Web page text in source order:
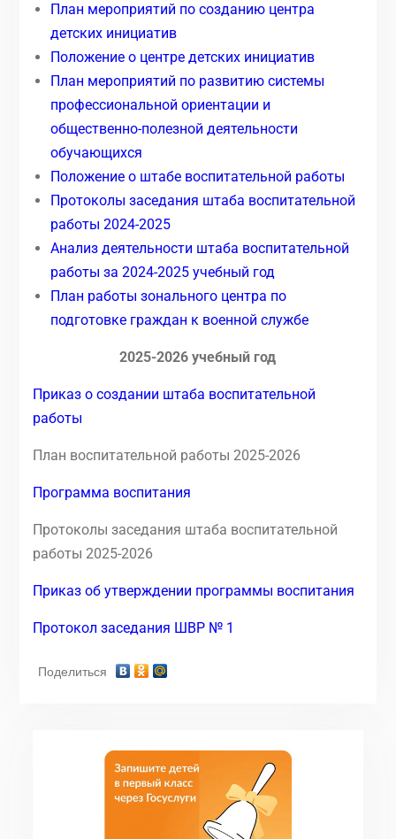
План мероприятий по созданию центра
детских инициатив
Положение о центре детских инициатив
План мероприятий по развитию системы
профессиональной ориентации и
общественно-полезной деятельности
обучающихся
Положение о штабе воспитательной работы
Протоколы заседания штаба воспитательной
работы 2024-2025
Анализ деятельности штаба воспитательной
работы за 2024-2025 учебный год
План работы зонального центра по
подготовке граждан к военной службе
2025-2026 учебный год
Приказ о создании штаба воспитательной
работы
План воспитательной работы 2025-2026
Программа воспитания
Протоколы заседания штаба воспитательной
работы 2025-2026
Приказ об утверждении программы воспитания
Протокол заседания ШВР № 1
Поделиться